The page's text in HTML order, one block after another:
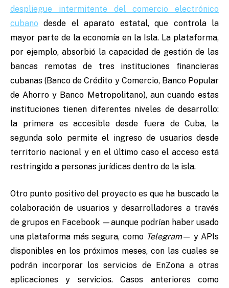
despliegue intermitente del comercio electrónico
cubano desde el aparato estatal, que controla la
mayor parte de la economía en la Isla. La plataforma,
por ejemplo, absorbió la capacidad de gestión de las
bancas remotas de tres instituciones financieras
cubanas (Banco de Crédito y Comercio, Banco Popular
de Ahorro y Banco Metropolitano), aun cuando estas
instituciones tienen diferentes niveles de desarrollo:
la primera es accesible desde fuera de Cuba, la
segunda solo permite el ingreso de usuarios desde
territorio nacional y en el último caso el acceso está
restringido a personas jurídicas dentro de la isla.
Otro punto positivo del proyecto es que ha buscado la
colaboración de usuarios y desarrolladores a través
de grupos en Facebook —aunque podrían haber usado
una plataforma más segura, como Telegram— y APIs
disponibles en los próximos meses, con las cuales se
podrán incorporar los servicios de EnZona a otras
aplicaciones y servicios. Casos anteriores como